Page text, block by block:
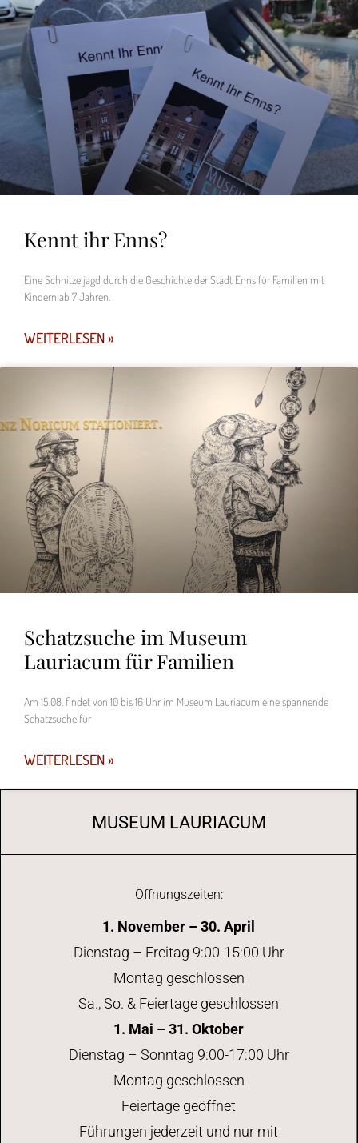
Kennt ihr Enns?
Eine Schnitzeljagd durch die Geschichte der Stadt Enns für Familien mit
Kindern ab 7 Jahren.
WEITERLESEN »
Schatzsuche im Museum
Lauriacum für Familien
Am 15.08. findet von 10 bis 16 Uhr im Museum Lauriacum eine spannende
Schatzsuche für
WEITERLESEN »
MUSEUM LAURIACUM
Öffnungszeiten:
1. November – 30. April
Dienstag – Freitag 9:00-15:00 Uhr
Montag geschlossen
Sa., So. & Feiertage geschlossen
1. Mai – 31. Oktober
Dienstag – Sonntag 9:00-17:00 Uhr
Montag geschlossen
Feiertage geöffnet
Führungen jederzeit und nur mit